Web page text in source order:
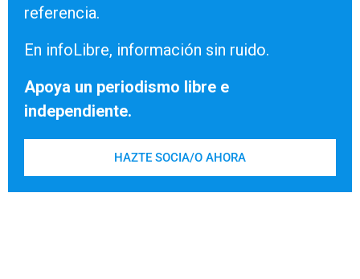
referencia.
En infoLibre, información sin ruido.
Apoya un periodismo libre e
independiente.
HAZTE SOCIA/O AHORA